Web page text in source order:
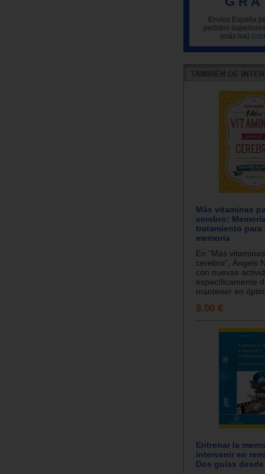
Envíos España
pedidos
(más iva)
Más vitaminas
cerebro:
tratamiento
memoria
En “Más
cerebro”, Àngels
con nuevas
específicamente
mantener en
9.00 €
Entrenar la
intervenir en
Dos guías